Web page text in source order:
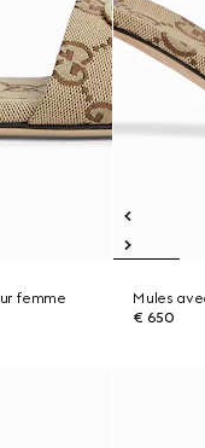
femme
Mules
€ 650